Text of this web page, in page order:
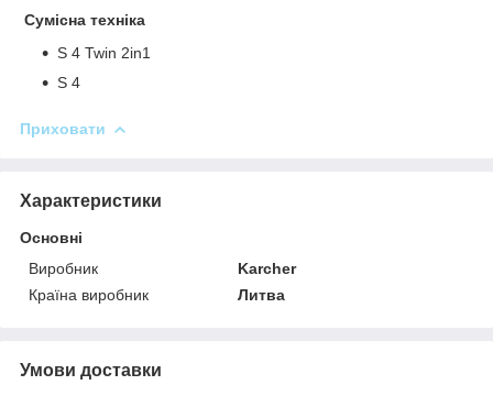
Сумісна техніка
S 4 Twin 2in1
S 4
Приховати
Характеристики
Основні
Виробник
Karcher
Країна виробник
Литва
Умови доставки